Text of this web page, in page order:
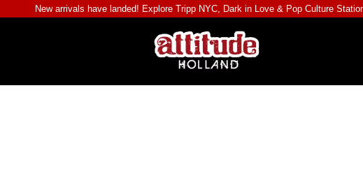
New arrivals have landed! Explore Tripp NYC, Dark in Love & Pop Culture